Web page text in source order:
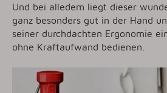
Und bei alledem liegt dieser
ganz besonders gut in der Hand
seiner durchdachten Ergonomie
ohne Kraftaufwand bedienen.